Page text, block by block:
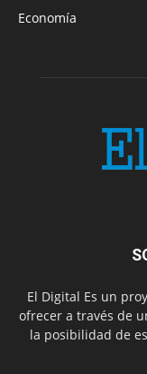
Economía
El Digital Es un
ofrecer a través de
la posibilidad de